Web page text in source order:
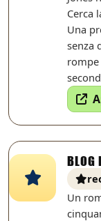
Cerca
Una
senza
BLOG
Un